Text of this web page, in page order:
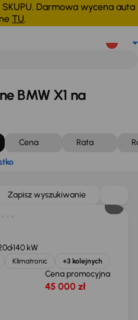
Darmowa wycena auta
TU.
BMW X1 na
Cena Rata
Zapisz wyszukiwanie
140 kW
Klimatronic +3 kolejnych
Cena promocyjna
45 000 zł